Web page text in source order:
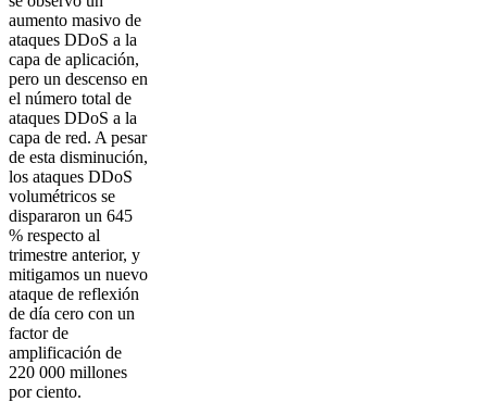
aumento masivo de
ataques DDoS a la
capa de aplicación,
pero un descenso en
el número total de
ataques DDoS a la
capa de red. A pesar
de esta disminución,
los ataques DDoS
volumétricos se
dispararon un 645
% respecto al
trimestre anterior, y
mitigamos un nuevo
ataque de reflexión
de día cero con un
factor de
amplificación de
220 000 millones
por ciento.